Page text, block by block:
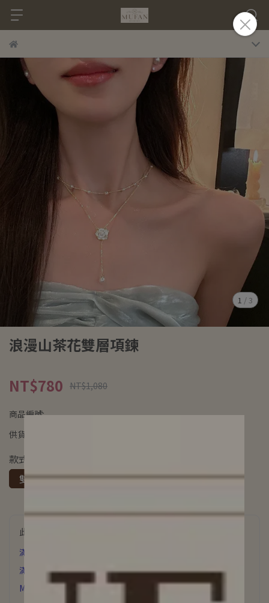
1 / 3
浪漫山茶花雙層項鍊
NT$780 NT$1,080
商品編號:
供貨狀況:
款式
雙層山茶花項鍊
此商品參與的優惠活動
滿6000元 贈 氣質飾品
滿3500元贈 星辰誓約項鍊
MUFAN浪漫花園香氛片下單即贈